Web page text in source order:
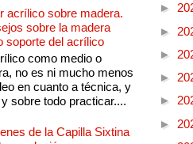
acrílico sobre madera.
sobre la madera
soporte del acrílico
como medio o
no es ni mucho menos
en cuanto a técnica, y
sobre todo practicar....
de la Capilla Sixtina
►
►
►
►
►
►